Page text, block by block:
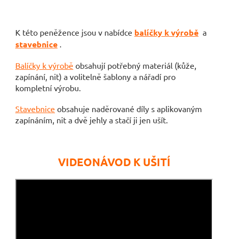
K této peněžence jsou v nabídce balíčky k výrobě a
stavebnice
Balíčky k výrobě obsahují potřebný materiál (kůže,
zapínání, nit) a volitelně šablony a nářadí pro
kompletní výrobu.
Stavebnice obsahuje naděrované díly s aplikovaným
zapínáním, nit a dvě jehly a stačí ji jen ušít.
VIDEONÁVOD K UŠITÍ